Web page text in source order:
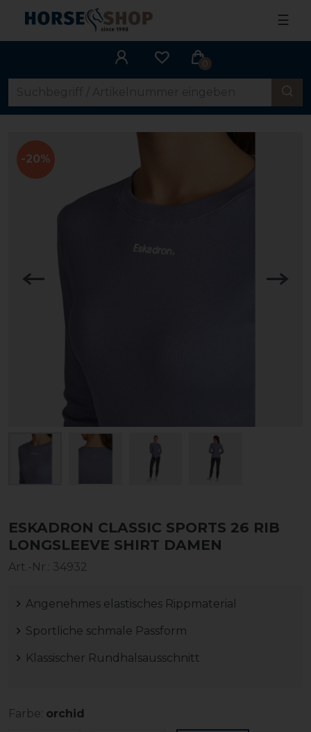
☰
0
-20%
ESKADRON CLASSIC SPORTS 26 RIB
LONGSLEEVE SHIRT DAMEN
Art.-Nr.: 34932
Angenehmes elastisches Rippmaterial
Sportliche schmale Passform
Klassischer Rundhalsausschnitt
Farbe: orchid